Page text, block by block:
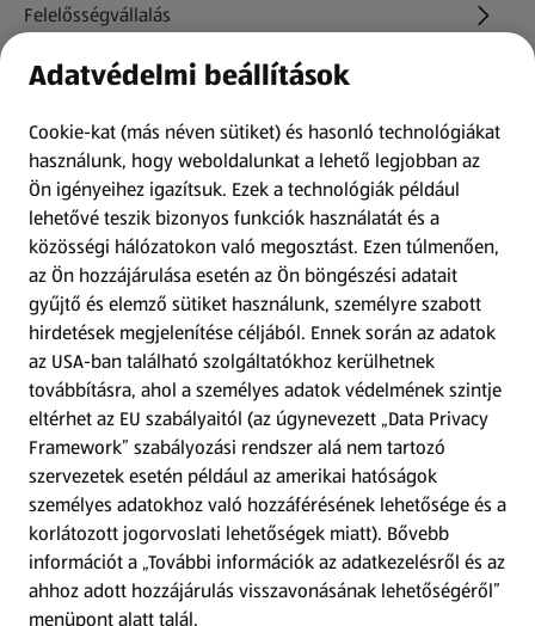
Felelősségvállalás
Információk
Kérdőív
Fizetési lehetőségek
ALDI utalványok
Árcsökkentés
Adattörlő alkalmazás
Szervizpont
(új oldalon nyílik meg)
Fedezz fel minket az interneten!
Adatvédelmi beállítások
Cookie-kat (más néven sütiket) és hasonló technológiákat
használunk, hogy weboldalunkat a lehető legjobban az
Ön igényeihez igazítsuk. Ezek a technológiák például
lehetővé teszik bizonyos funkciók használatát és a
közösségi hálózatokon való megosztást. Ezen túlmenően,
az Ön hozzájárulása esetén az Ön böngészési adatait
gyűjtő és elemző sütiket használunk, személyre szabott
hirdetések megjelenítése céljából. Ennek során az adatok
az USA-ban található szolgáltatókhoz kerülhetnek
továbbításra, ahol a személyes adatok védelmének szintje
eltérhet az EU szabályaitól (az úgynevezett „Data Privacy
Framework” szabályozási rendszer alá nem tartozó
szervezetek esetén például az amerikai hatóságok
személyes adatokhoz való hozzáférésének lehetősége és a
korlátozott jogorvoslati lehetőségek miatt). Bővebb
információt a „További információk az adatkezelésről és az
ahhoz adott hozzájárulás visszavonásának lehetőségéről”
menüpont alatt talál.